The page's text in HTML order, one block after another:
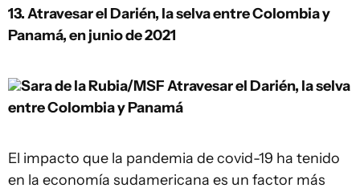
13. Atravesar el Darién, la selva entre Colombia y
Panamá, en junio de 2021
Sara de la Rubia/MSFAtravesar el Darién, la selva
entre Colombia y Panamá
El impacto que la pandemia de covid-19 ha tenido
en la economía sudamericana es un factor más